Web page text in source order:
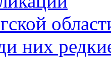
них